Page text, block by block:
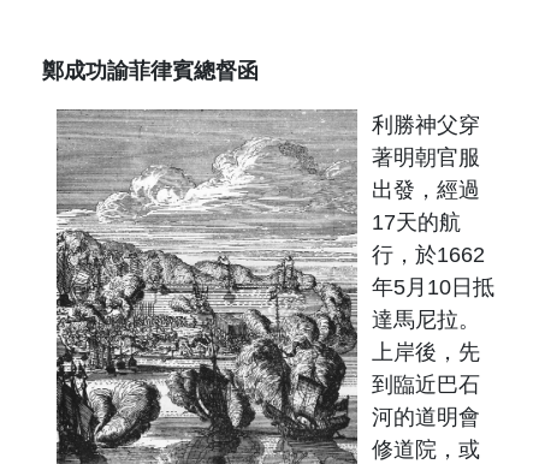
訂閱電子報
徵稿說明
期刊查詢
鄭成功諭菲律賓總督函
利勝神父穿
著明朝官服
出發，經過
17天的航
行，於1662
年5月 10 日抵
達馬尼拉。
上岸後，先
到臨近巴石
河的道明會
修道院，或